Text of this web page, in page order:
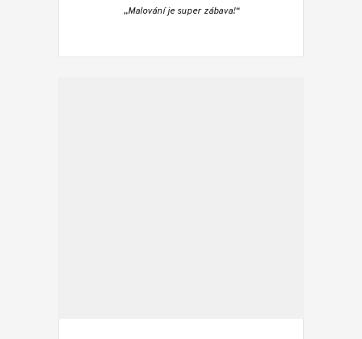
„Malování je super zábava!“